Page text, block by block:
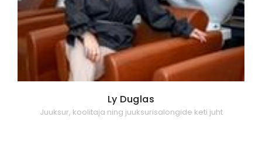
Ly Duglas
Juuksur, koolitaja ning juuksurisalongide keti juht